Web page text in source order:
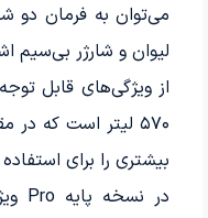
می‌توان به فرمان دو
لیوان و شارژر بی‌سیم
از ویژگی‌های قابل
بیشتری را برای